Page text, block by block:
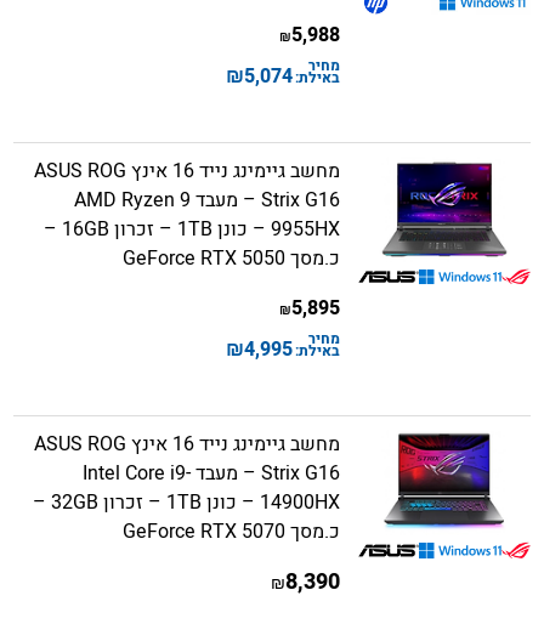
5,988
₪
מחיר
באילת:5,074
₪
מחשב גיימינג נייד 16 אינץ ASUS ROG
Strix G16 – מעבד AMD Ryzen 9
9955HX – כונן 1TB – זכרון 16GB –
כ.מסך GeForce RTX 5050
5,895
₪
מחיר
באילת:4,995
₪
מחשב גיימינג נייד 16 אינץ ASUS ROG
Strix G16 – מעבד Intel Core i9-
14900HX – כונן 1TB – זכרון 32GB –
כ.מסך GeForce RTX 5070
8,390
₪